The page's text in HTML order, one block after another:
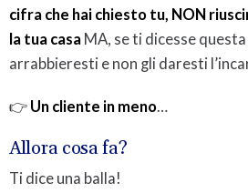
cifra che hai chiesto tu, NON
la tua casa MA, se ti dicesse
arrabbieresti e non gli daresti
👉 Un cliente in meno…
Allora cosa fa?
Ti dice una balla!